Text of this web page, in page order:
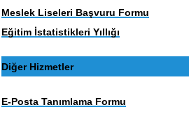
Meslek Liseleri Başvuru Formu
Eğitim İstatistikleri Yıllığı
Diğer Hizmetler
E-Posta Tanımlama Formu